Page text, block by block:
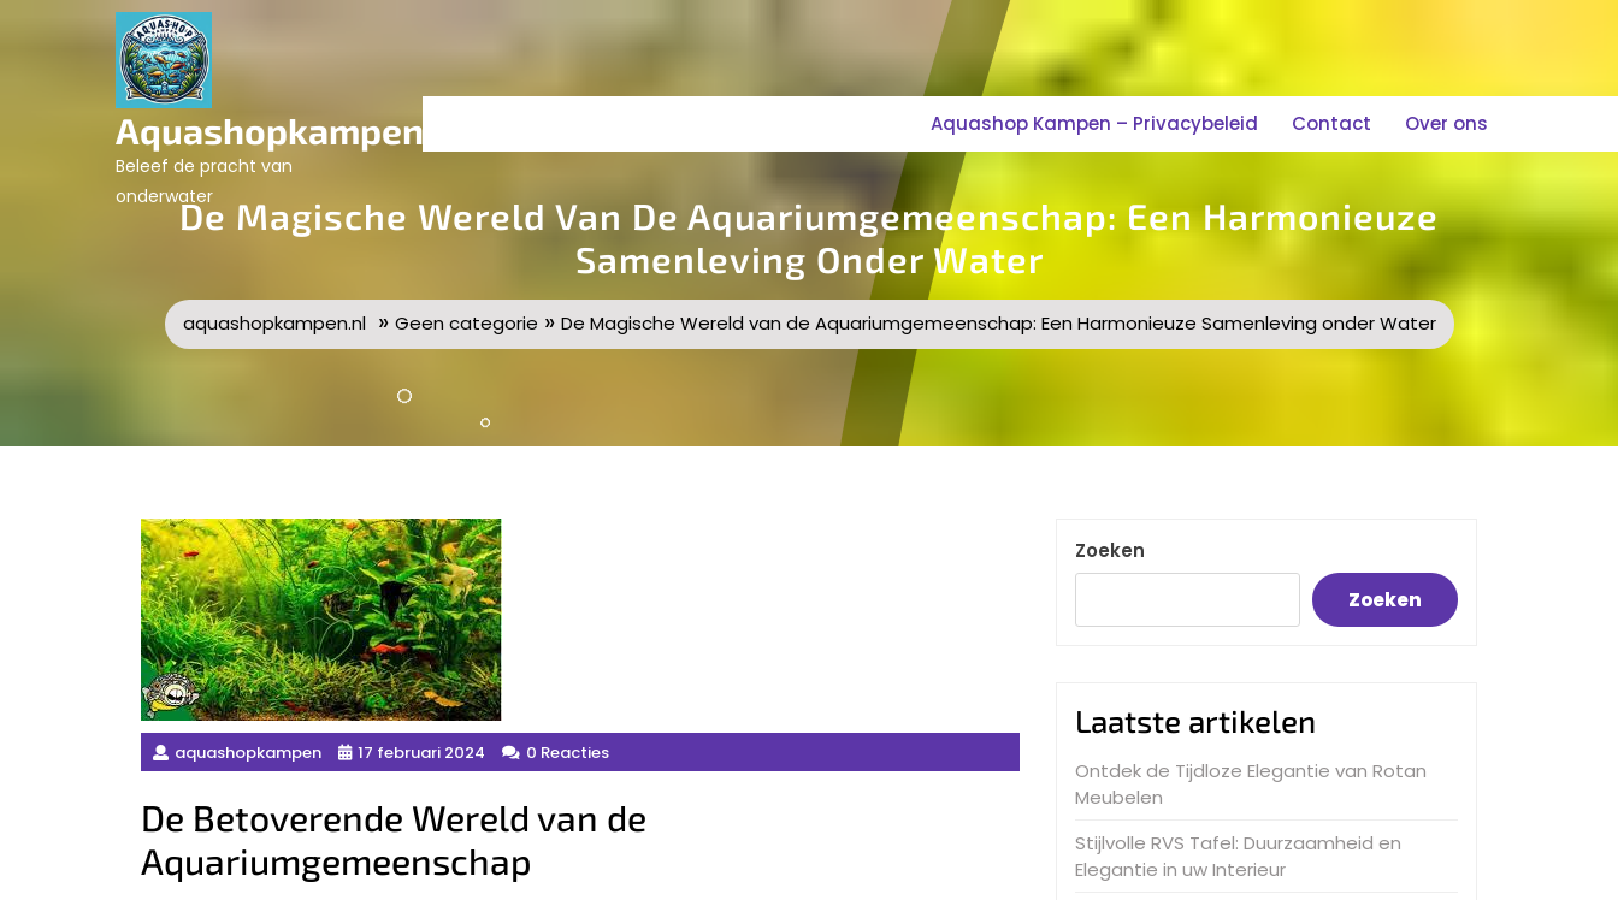
Aquashopkampen.nl
Beleef de pracht van
onderwater
Aquashop Kampen – Privacybeleid Contact Over ons
De Magische Wereld Van De Aquariumgemeenschap: Een Harmonieuze
Samenleving Onder Water
aquashopkampen.nl» Geen categorie » De Magische Wereld van de Aquariumgemeenschap: Een Harmonieuze Samenleving onder Water
aquashopkampen 17 februari 2024 0 Reacties
De Betoverende Wereld van de
Aquariumgemeenschap
Zoeken
Zoeken
Laatste artikelen
Ontdek de Tijdloze Elegantie van Rotan
Meubelen
Stijlvolle RVS Tafel: Duurzaamheid en
Elegantie in uw Interieur